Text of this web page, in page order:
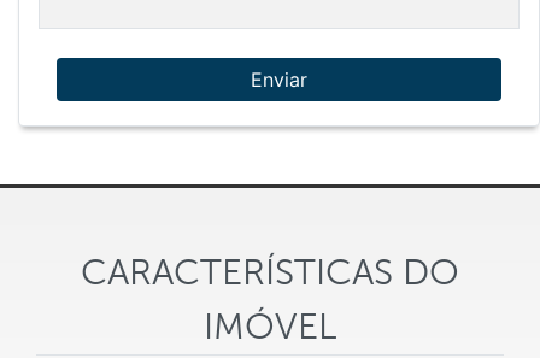
Enviar
CARACTERÍSTICAS DO
IMÓVEL